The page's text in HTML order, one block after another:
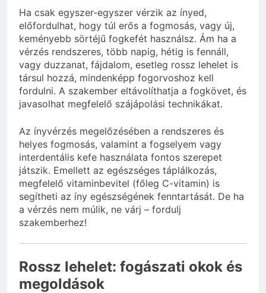
Ha csak egyszer-egyszer vérzik az ínyed,
előfordulhat, hogy túl erős a fogmosás, vagy új,
keményebb sörtéjű fogkefét használsz. Ám ha a
vérzés rendszeres, több napig, hétig is fennáll,
vagy duzzanat, fájdalom, esetleg rossz lehelet is
társul hozzá, mindenképp fogorvoshoz kell
fordulni. A szakember eltávolíthatja a fogkövet, és
javasolhat megfelelő szájápolási technikákat.
Az ínyvérzés megelőzésében a rendszeres és
helyes fogmosás, valamint a fogselyem vagy
interdentális kefe használata fontos szerepet
játszik. Emellett az egészséges táplálkozás,
megfelelő vitaminbevitel (főleg C-vitamin) is
segítheti az íny egészségének fenntartását. De ha
a vérzés nem múlik, ne várj – fordulj
szakemberhez!
Rossz lehelet: fogászati okok és
megoldások